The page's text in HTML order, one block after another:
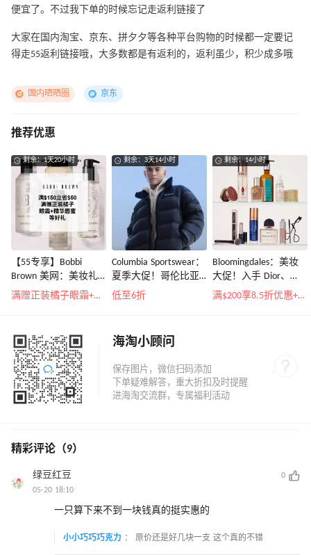
便宜了。不过我下单的时候忘记走返利链接了
大家在国内淘宝、京东、拼夕夕等各种平台购物的时候都一定要记
得走55返利链接哦，大多数都是有返利的，返利虽少，积少成多哦
国内晒晒圈 京东
推荐优惠
剩余：1天20小时
【55专享】Bobbi
Brown 美网：美妆礼
遇！满$150立省$50
满赠正装橘子眼霜+精华唇蜜等好礼
剩余：3天14小时
Columbia Sportswear：
夏季大促！哥伦比亚
运动热卖
低至6折
剩余：14小时
Bloomingdales：美妆
大促！入手 Dior、
Prada、TF 等
满$200享8.5折优惠+部分送好礼
海淘小顾问
精彩评论（9）
绿豆红豆
0
05-20 18:10
一只算下来不到一块钱真的挺实惠的
小小巧巧巧克力 ： 原价还是好几块一支 这个真的不错